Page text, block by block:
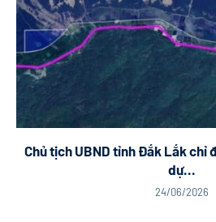
Chủ tịch UBND tỉnh Đắk Lắk chỉ
dự...
24/06/2026